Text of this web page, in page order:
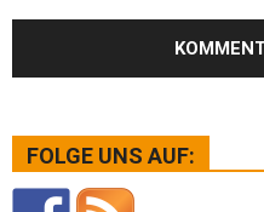
FOLGE UNS AUF: